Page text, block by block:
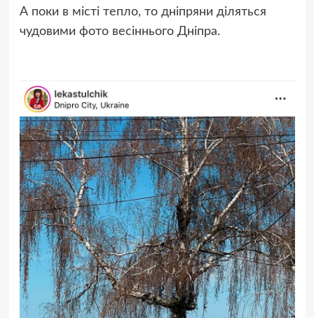
А поки в місті тепло, то дніпряни діляться
чудовими фото весіннього Дніпра.